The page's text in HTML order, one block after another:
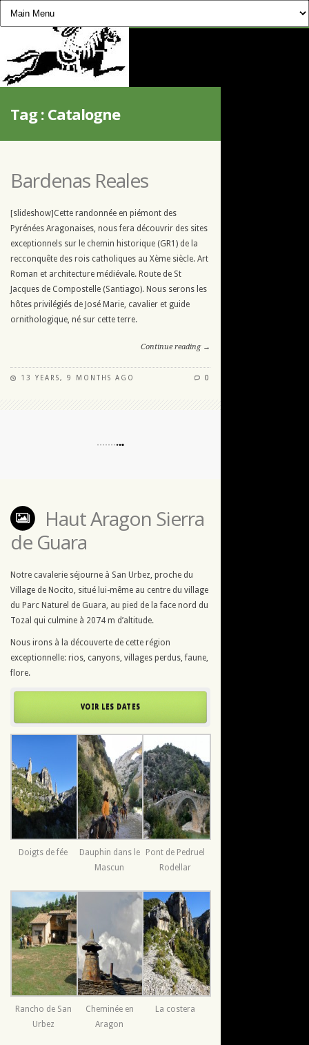
CHEVAUCHÉE
Tag : Catalogne
Bardenas Reales
[slideshow]Cette randonnée en piémont des
Pyrénées Aragonaises, nous fera découvrir des sites
exceptionnels sur le chemin historique (GR1) de la
recconquête des rois catholiques au Xème siècle. Art
Roman et architecture médiévale. Route de St
Jacques de Compostelle (Santiago). Nous serons les
hôtes privilégiés de José Marie, cavalier et guide
ornithologique, né sur cette terre.
Continue reading →
13 YEARS, 9 MONTHS AGO 0
Haut Aragon Sierra
de Guara
Notre cavalerie séjourne à San Urbez, proche du
Village de Nocito, situé lui-même au centre du village
du Parc Naturel de Guara, au pied de la face nord du
Tozal qui culmine à 2074 m d’altitude.
Nous irons à la découverte de cette région
exceptionnelle: rios, canyons, villages perdus, faune,
flore.
VOIR LES DATES
Doigts de fée
Dauphin dans le
Mascun
Pont de Pedruel
Rodellar
Rancho de San
Urbez
Cheminée en
Aragon
La costera